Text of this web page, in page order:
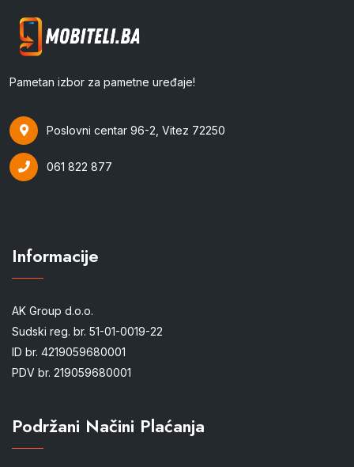
Pametan izbor za pametne uređaje!
Poslovni centar 96-2, Vitez 72250
061 822 877
Informacije
AK Group d.o.o.
Sudski reg. br. 51-01-0019-22
ID br. 4219059680001
PDV br. 219059680001
Podržani Načini Plaćanja